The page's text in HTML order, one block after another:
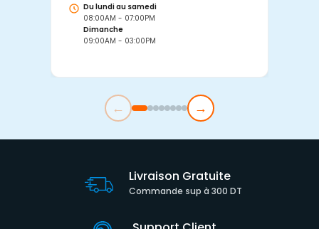
Du lundi au samedi
08:00AM - 07:00PM
Dimanche
09:00AM - 03:00PM
← →
Livraison Gratuite
Commande sup à 300 DT